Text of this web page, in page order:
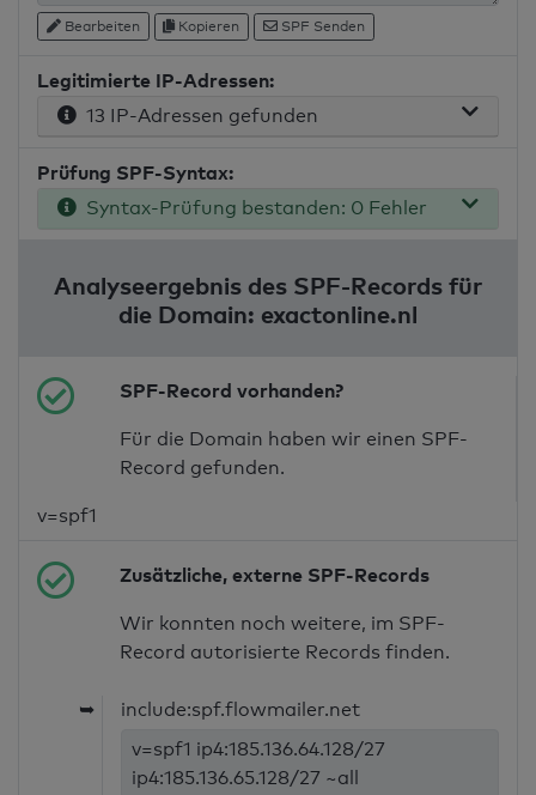
Bearbeiten Kopieren SPF Senden
Legitimierte IP-Adressen:
13 IP-Adressen gefunden
Prüfung SPF-Syntax:
Syntax-Prüfung bestanden: 0 Fehler
Analyseergebnis des SPF-Records für
die Domain: exactonline.nl
SPF-Record vorhanden?
Für die Domain haben wir einen SPF-
Record gefunden.
v=spf1
Zusätzliche, externe SPF-Records
Wir konnten noch weitere, im SPF-
Record autorisierte Records finden.
➥
include:spf.flowmailer.net
v=spf1 ip4:185.136.64.128/27
ip4:185.136.65.128/27 ~all